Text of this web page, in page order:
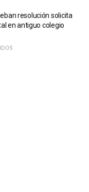
resolución solicita
en antiguo colegio